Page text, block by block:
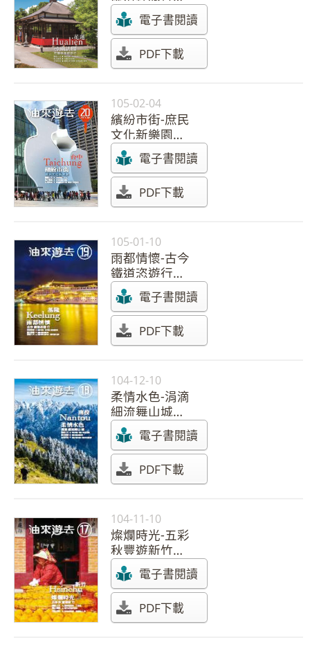
【105年 第21
期】 電子書閱讀
PDF下載
105-02-04
繽紛市街-庶民
文化新樂園
【105年 第20
期】 電子書閱讀
PDF下載
105-01-10
雨都情懷-古今
鐵道恣遊行
【105年 第19
期】 電子書閱讀
PDF下載
104-12-10
柔情水色-涓滴
細流舞山城
【104年 第18
期】 電子書閱讀
PDF下載
104-11-10
燦爛時光-五彩
秋豐遊新竹
【104年 第17
期】 電子書閱讀
PDF下載